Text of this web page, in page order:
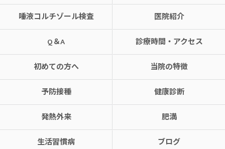
唾液コルチゾール検査
医院紹介
Q＆A
診療時間・アクセス
初めての方へ
当院の特徴
予防接種
健康診断
発熱外来
肥満
生活習慣病
ブログ